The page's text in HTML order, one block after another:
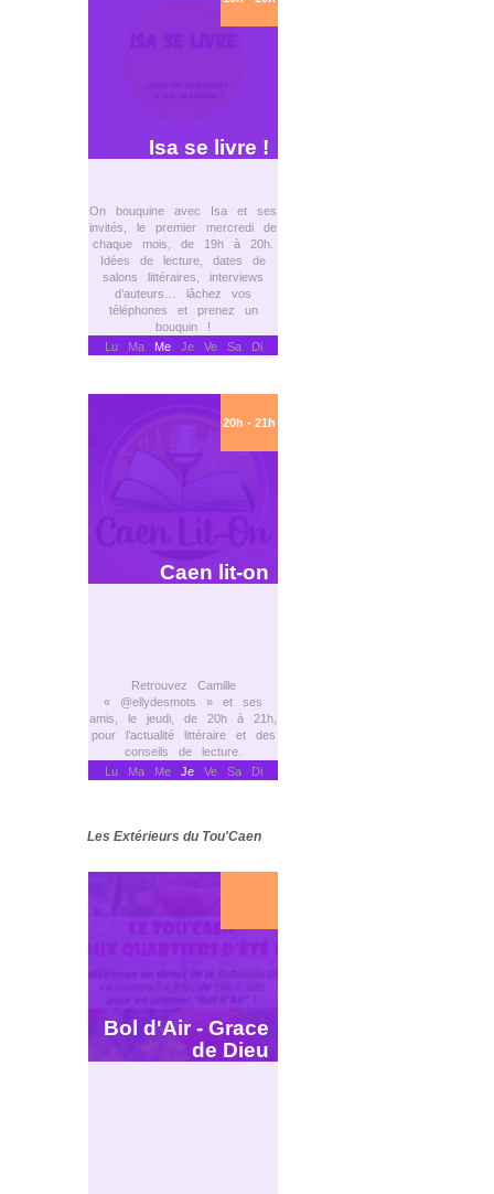
Isa se livre !
On bouquine avec Isa et ses
invités, le premier mercredi de
chaque mois, de 19h à 20h.
Idées de lecture, dates de
salons littéraires, interviews
d’auteurs… lâchez vos
téléphones et prenez un
bouquin !
Lu Ma
MeJe Ve Sa Di
20h - 21h
Caen lit-on
Retrouvez Camille
« @ellydesmots » et ses
amis, le jeudi, de 20h à 21h,
pour l’actualité littéraire et des
conseils de lecture.
Lu Ma Me JeVe Sa Di
Les Extérieurs du Tou'Caen
Bol d'Air - Grace
de Dieu